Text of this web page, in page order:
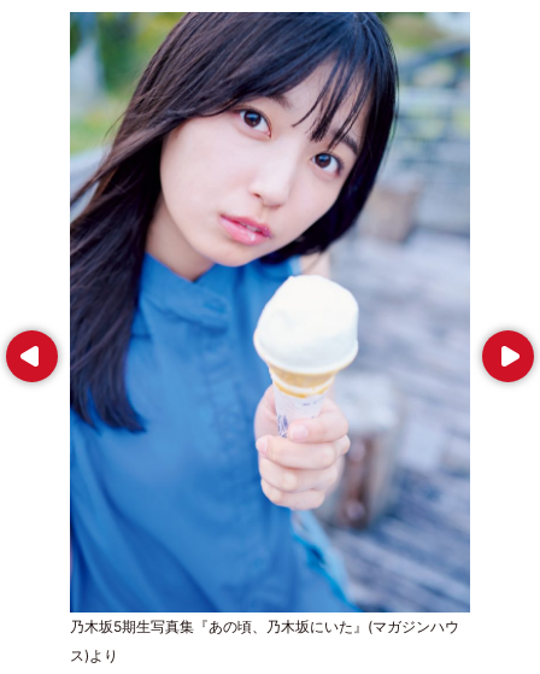
Prev
乃木坂5期生写真集『あの頃、乃木坂にいた』(マガジンハウ
ス)より
Next